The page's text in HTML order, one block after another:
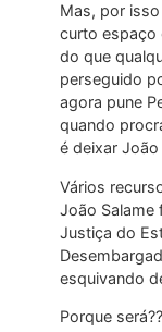
Mas, por
curto espaço
do que
perseguido
agora pune
quando
é deixar
Vários
João Salame
Justiça do
esquivando
Porque